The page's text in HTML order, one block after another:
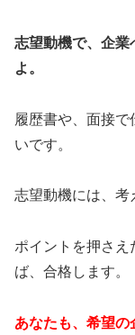
志望動機で、企業
よ。
履歴書や、面接
いです。
志望動機には、考
ポイントを押さ
ば、合格します。
あなたも、希望の